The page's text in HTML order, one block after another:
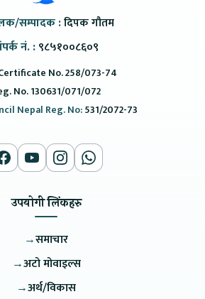
सम्पादक :दिपक गौतम
नं. : ९८५१००८६०९
No. 258/073-74
No. 130631/071/072
Nepal Reg. No:531/2072-73
उपयोगी लिंकहरु
→समाचार
→अटो मोवाइल्स
→अर्थ/विकास